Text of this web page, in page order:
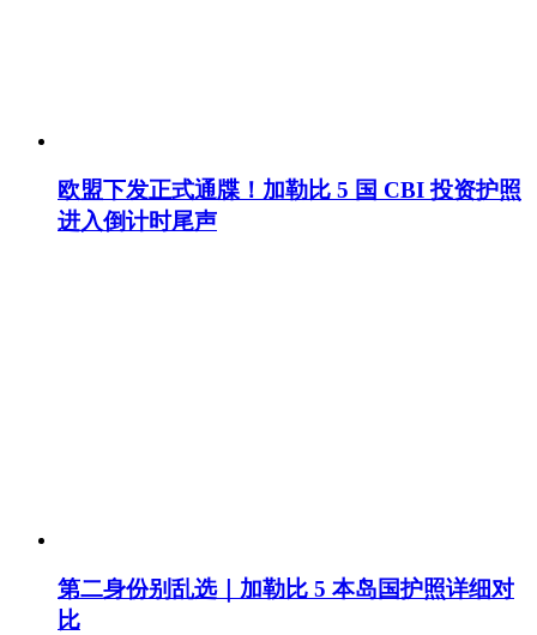
欧盟下发正式通牒！加勒比 5 国 CBI 投资护照
进入倒计时尾声
第二身份别乱选｜加勒比 5 本岛国护照详细对
比